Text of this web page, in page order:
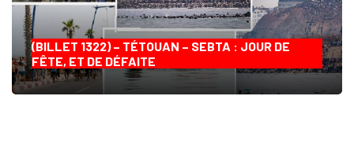
(BILLET 1322) – TÉTOUAN – SEBTA : JOUR DE
FÊTE, ET DE DÉFAITE